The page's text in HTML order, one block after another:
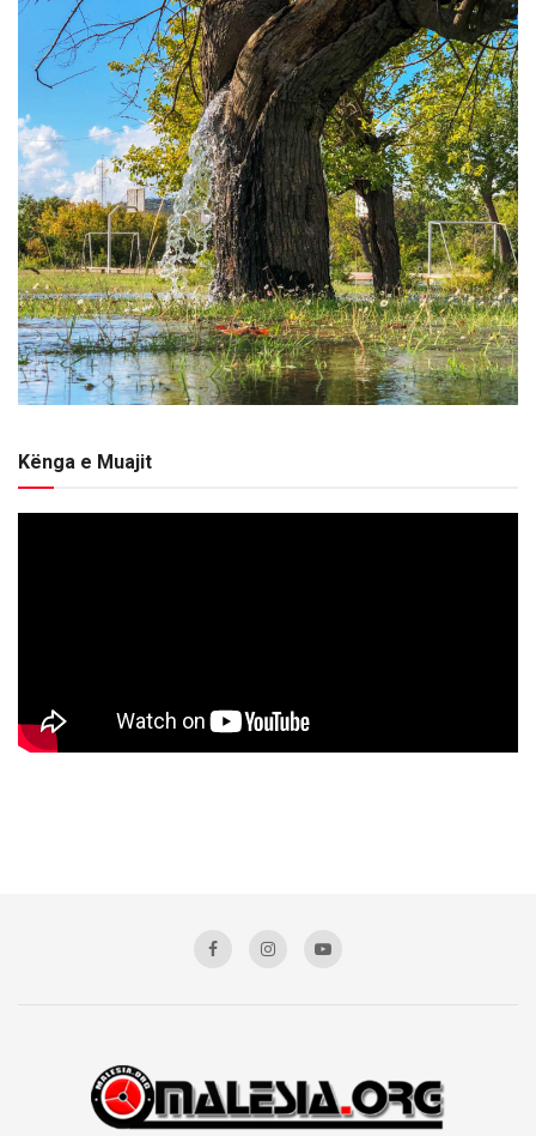
Kënga e Muajit